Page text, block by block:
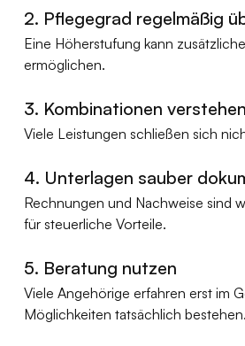
2. Pflegegrad regelmäßig
Eine Höherstufung kann
ermöglichen.
3. Kombinationen verstehen
Viele Leistungen schließen sich
4. Unterlagen sauber
Rechnungen und Nachweise sind
für steuerliche Vorteile.
5. Beratung nutzen
Viele Angehörige erfahren erst im
Möglichkeiten tatsächlich bestehen.